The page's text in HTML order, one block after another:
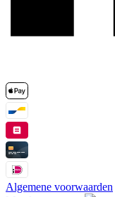
Algemene voorwaarden